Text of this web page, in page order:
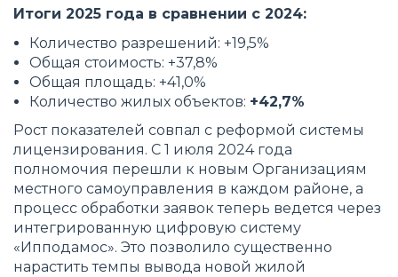
Итоги 2025 года в сравнении с 2024:
Количество разрешений: +19,5%
Общая стоимость: +37,8%
Общая площадь: +41,0%
Количество жилых объектов: +42,7%
Рост показателей совпал с реформой системы
лицензирования. С 1 июля 2024 года
полномочия перешли к новым Организациям
местного самоуправления в каждом районе, а
процесс обработки заявок теперь ведется через
интегрированную цифровую систему
«Ипподамос». Это позволило существенно
нарастить темпы вывода новой жилой